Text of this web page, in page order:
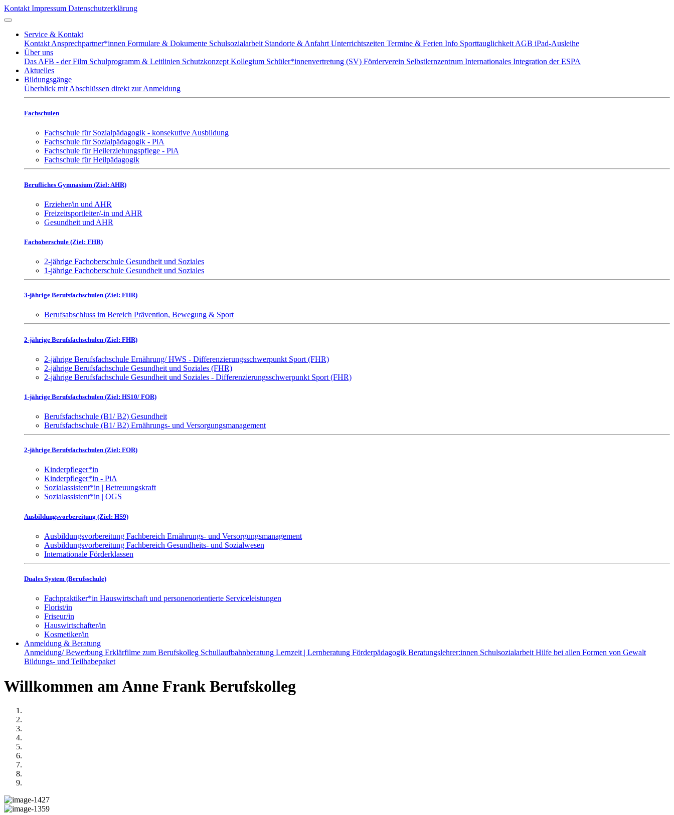
Kontakt Impressum Datenschutzerklärung
Service & Kontakt
Kontakt Ansprechpartner*innen Formulare & Dokumente Schulsozialarbeit Standorte & Anfahrt Unterrichtszeiten Termine & Ferien Info Sporttauglichkeit AGB iPad-Ausleihe
Über uns
Das AFB - der Film Schulprogramm & Leitlinien Schutzkonzept Kollegium Schüler*innenvertretung (SV) Förderverein Selbstlernzentrum Internationales Integration der ESPA
Aktuelles
Bildungsgänge
Überblick mit Abschlüssen direkt zur Anmeldung
Fachschulen
Fachschule für Sozialpädagogik - konsekutive Ausbildung
Fachschule für Sozialpädagogik - PiA
Fachschule für Heilerziehungspflege - PiA
Fachschule für Heilpädagogik
Berufliches Gymnasium (Ziel: AHR)
Erzieher/in und AHR
Freizeitsportleiter/-in und AHR
Gesundheit und AHR
Fachoberschule (Ziel: FHR)
2-jährige Fachoberschule Gesundheit und Soziales
1-jährige Fachoberschule Gesundheit und Soziales
3-jährige Berufsfachschulen (Ziel: FHR)
Berufsabschluss im Bereich Prävention, Bewegung & Sport
2-jährige Berufsfachschulen (Ziel: FHR)
2-jährige Berufsfachschule Ernährung/ HWS - Differenzierungsschwerpunkt Sport (FHR)
2-jährige Berufsfachschule Gesundheit und Soziales (FHR)
2-jährige Berufsfachschule Gesundheit und Soziales - Differenzierungsschwerpunkt Sport (FHR)
1-jährige Berufsfachschulen (Ziel: HS10/ FOR)
Berufsfachschule (B1/ B2) Gesundheit
Berufsfachschule (B1/ B2) Ernährungs- und Versorgungsmanagement
2-jährige Berufsfachschulen (Ziel: FOR)
Kinderpfleger*in
Kinderpfleger*in - PiA
Sozialassistent*in | Betreuungskraft
Sozialassistent*in | OGS
Ausbildungsvorbereitung (Ziel: HS9)
Ausbildungsvorbereitung Fachbereich Ernährungs- und Versorgungsmanagement
Ausbildungsvorbereitung Fachbereich Gesundheits- und Sozialwesen
Internationale Förderklassen
Duales System (Berufsschule)
Fachpraktiker*in Hauswirtschaft und personenorientierte Serviceleistungen
Florist/in
Friseur/in
Hauswirtschafter/in
Kosmetiker/in
Anmeldung & Beratung
Anmeldung/ Bewerbung Erklärfilme zum Berufskolleg Schullaufbahnberatung Lernzeit | Lernberatung Förderpädagogik Beratungslehrer:innen Schulsozialarbeit Hilfe bei allen Formen von Gewalt
Bildungs- und Teilhabepaket
Willkommen am Anne Frank Berufskolleg